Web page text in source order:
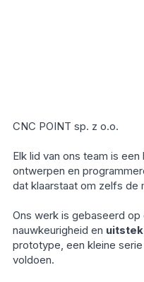
CNC POINT sp. z o.o.
Elk lid van ons team is
ontwerpen en
dat klaarstaat om zelfs de
Ons werk is gebaseerd
nauwkeurigheid en
prototype, een kleine
voldoen.